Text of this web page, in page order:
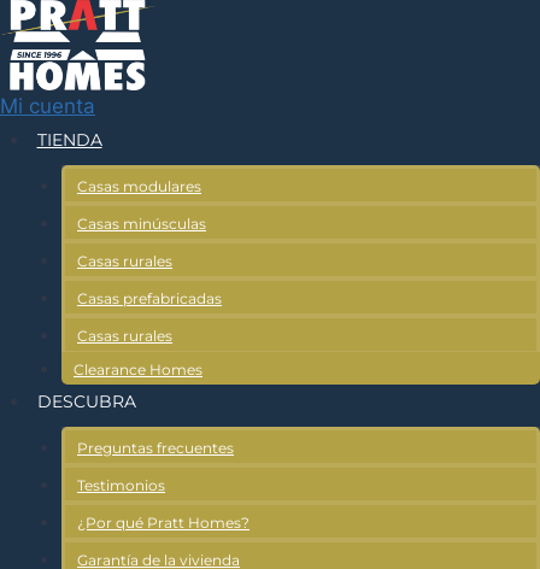
al
contenido
Mi cuenta
TIENDA
Casas modulares
Casas minúsculas
Casas rurales
Casas prefabricadas
Casas rurales
Clearance Homes
DESCUBRA
Preguntas frecuentes
Testimonios
¿Por qué Pratt Homes?
Garantía de la vivienda